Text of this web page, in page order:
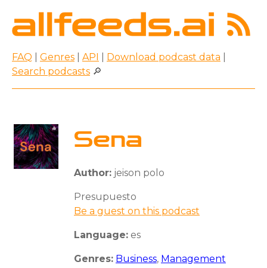
FAQ Genres API Download podcast data
Search podcasts 🔎
Sena
Author: jeison polo
Presupuesto
Be a guest on this podcast
Language: es
Genres: Business, Management